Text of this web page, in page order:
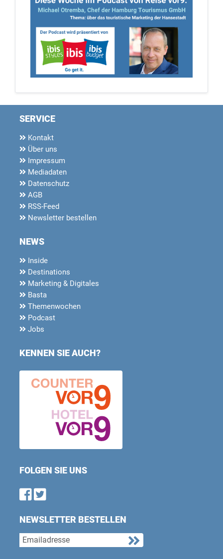
SERVICE
Kontakt
Über uns
Impressum
Mediadaten
Datenschutz
AGB
RSS-Feed
Newsletter bestellen
NEWS
Inside
Destinations
Marketing & Digitales
Basta
Themenwochen
Podcast
Jobs
KENNEN SIE AUCH?
FOLGEN SIE UNS
Find us on Facebook
Follow us on Twitter
NEWSLETTER BESTELLEN